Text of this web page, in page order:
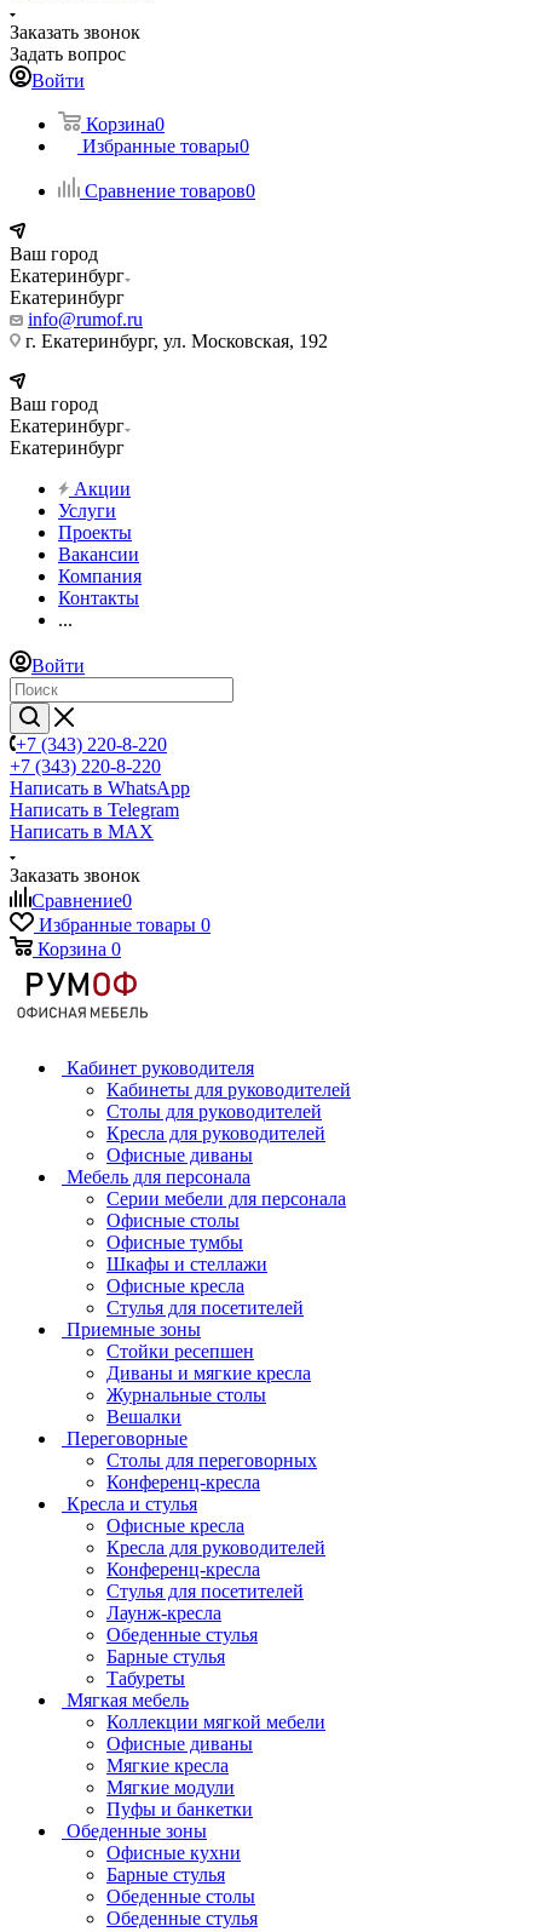
Заказать звонок
Задать вопрос
Войти
Корзина0
Избранные товары0
Сравнение товаров0
Ваш город
Екатеринбург
Екатеринбург
info@rumof.ru
г. Екатеринбург, ул. Московская, 192
Ваш город
Екатеринбург
Екатеринбург
Акции
Услуги
Проекты
Вакансии
Компания
Контакты
...
Войти
+7 (343) 220-8-220
+7 (343) 220-8-220
Написать в WhatsApp
Написать в Telegram
Написать в MAX
Заказать звонок
Сравнение0
Избранные товары 0
Корзина 0
Кабинет руководителя
Кабинеты для руководителей
Столы для руководителей
Кресла для руководителей
Офисные диваны
Мебель для персонала
Серии мебели для персонала
Офисные столы
Офисные тумбы
Шкафы и стеллажи
Офисные кресла
Стулья для посетителей
Приемные зоны
Стойки ресепшен
Диваны и мягкие кресла
Журнальные столы
Вешалки
Переговорные
Столы для переговорных
Конференц-кресла
Кресла и стулья
Офисные кресла
Кресла для руководителей
Конференц-кресла
Стулья для посетителей
Лаунж-кресла
Обеденные стулья
Барные стулья
Табуреты
Мягкая мебель
Коллекции мягкой мебели
Офисные диваны
Мягкие кресла
Мягкие модули
Пуфы и банкетки
Обеденные зоны
Офисные кухни
Барные стулья
Обеденные столы
Обеденные стулья